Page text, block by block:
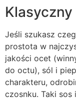
Jeśli szukasz
prostota w
jakości ocet
do octu), sól i
charakteru,
czosnku. Taki sos